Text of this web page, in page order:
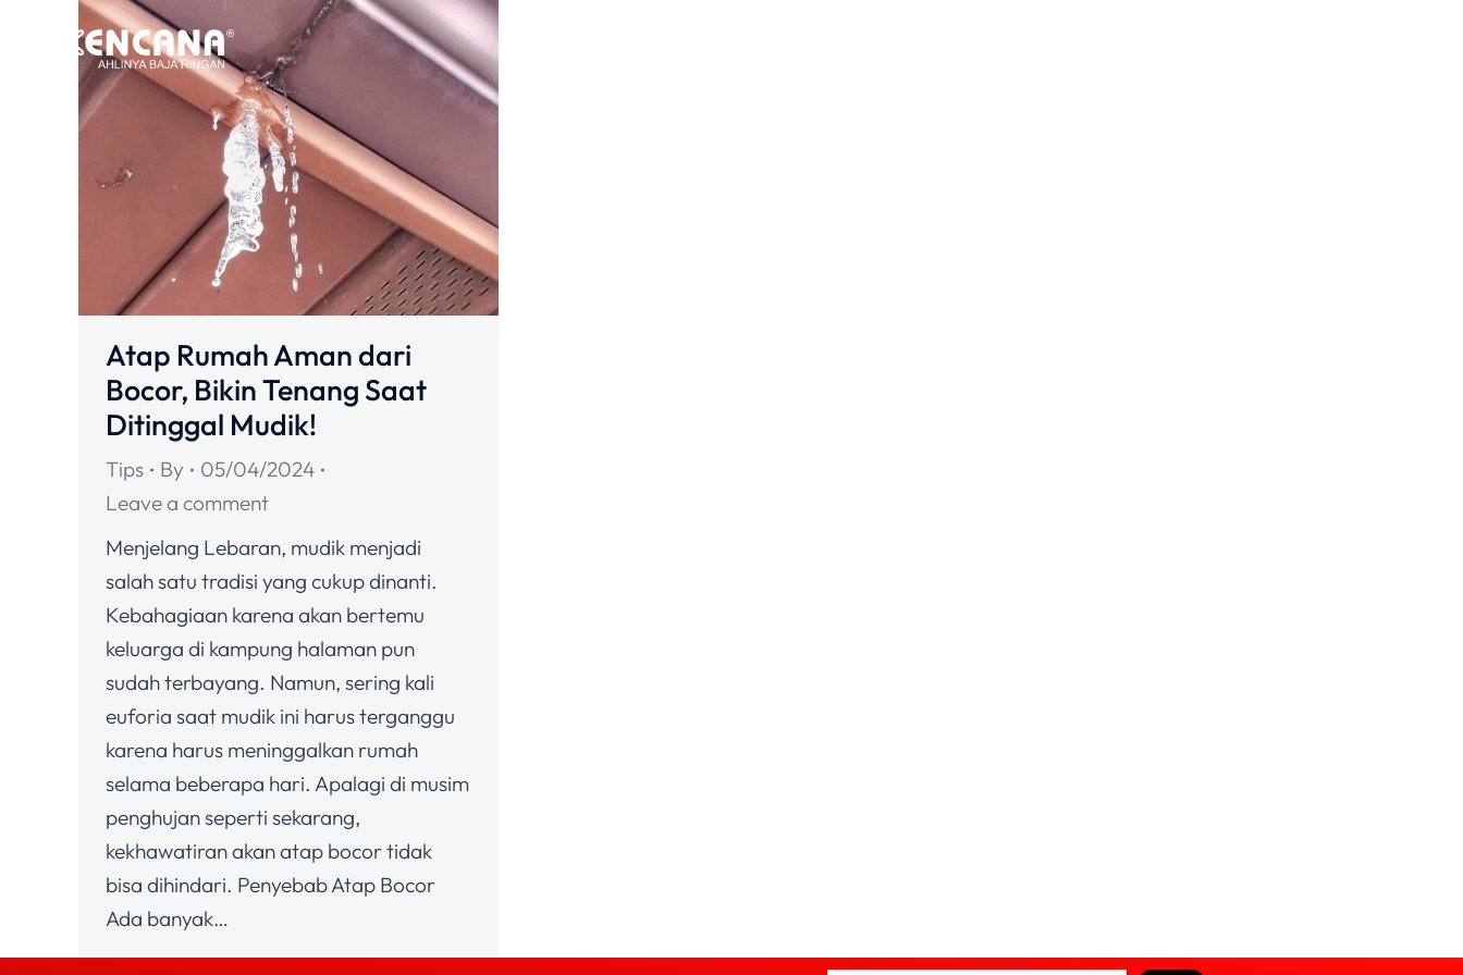
Atap Rumah Aman dari
Bocor, Bikin Tenang Saat
Ditinggal Mudik!
Tips By
05/04/2024
Leave a comment
Menjelang Lebaran, mudik menjadi
salah satu tradisi yang cukup dinanti.
Kebahagiaan karena akan bertemu
keluarga di kampung halaman pun
sudah terbayang. Namun, sering kali
euforia saat mudik ini harus terganggu
karena harus meninggalkan rumah
selama beberapa hari. Apalagi di musim
penghujan seperti sekarang,
kekhawatiran akan atap bocor tidak
bisa dihindari. Penyebab Atap Bocor
Ada banyak…